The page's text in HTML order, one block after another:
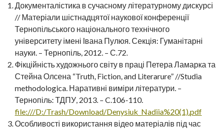
Документалістика в сучасному літературному дискурсі
// Матеріали шістнадцятої наукової конференції
Тернопільського національного технічного
університету імені Івана Пулюя. Секція: Гуманітарні
науки. – Тернопіль, 2012. – С.72.
Фікційність художнього світу в праці Петера Ламарка та
Стейна Олсена “Truth, Fiction, and Literarure” //Studia
methodologica. Наративні виміри літератури. –
Тернопіль: ТДПУ, 2013. – C.106-110.
file:///D:/Trash/Download/Denysiuk_Nadiia%20(1).pdf
Особливості використання відео матеріалів під час